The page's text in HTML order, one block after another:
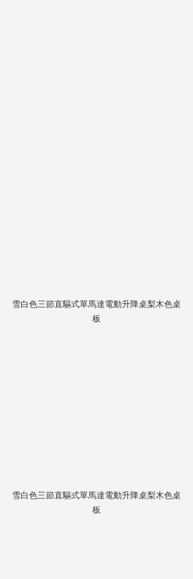
雪白色三節直驅式單馬達電動升降桌梨木色桌
板
雪白色三節直驅式單馬達電動升降桌梨木色桌
板